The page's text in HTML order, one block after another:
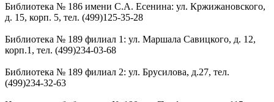
Библиотека № 186 имени С.А. Есенина: ул. Кржижановского,
д. 15, корп. 5, тел. (499)125-35-28
Библиотека № 189 филиал 1: ул. Маршала Савицкого, д. 12,
корп.1, тел. (499)234-03-68
Библиотека № 189 филиал 2: ул. Брусилова, д.27, тел.
(499)234-32-63